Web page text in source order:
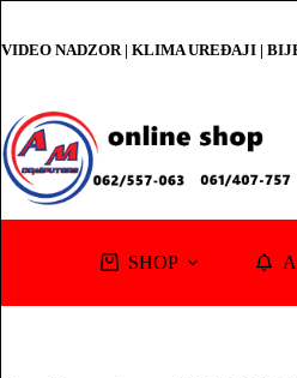
content
VIDEO NADZOR | KLIMA UREĐAJI |
SHOP